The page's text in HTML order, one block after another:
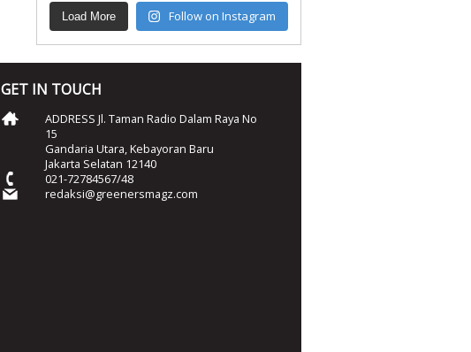
Load More Follow on Instagram
GET IN TOUCH
ADDRESS Jl. Taman Radio Dalam Raya No
15
Gandaria Utara, Kebayoran Baru
Jakarta Selatan 12140
021-72784567/48
redaksi@greenersmagz.com